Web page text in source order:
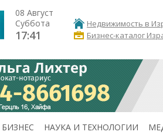
08 Август
Суббота
17:41
Недвижимость в
Бизнес-каталог
БИЗНЕС НАУКА И ТЕХНОЛОГИИ